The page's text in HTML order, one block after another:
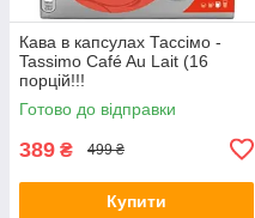
Кава в капсулах Тассімо -
Tassimo Café Au Lait (16
порцій!!!
Готово до відправки
389 ₴ 499 ₴
Купити